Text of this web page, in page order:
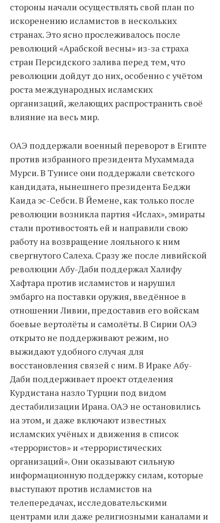
стороны начали осуществлять свой план по
искоренению исламистов в нескольких
странах. Это ясно прослеживалось после
революций «Арабской весны» из-за страха
стран Персидского залива перед тем, что
революции дойдут до них, особенно с учётом
роста международных исламских
организаций, желающих распространить своё
влияние на весь мир.
ОАЭ поддержали военный переворот в Египте
против избранного президента Мухаммада
Мурси. В Тунисе они поддержали светского
кандидата, нынешнего президента Беджи
Каида эс-Себси. В Йемене, как только после
революции возникла партия «Ислах», эмираты
стали противостоять ей и направили свою
работу на возвращение лояльного к ним
свергнутого Салеха. Сразу же после ливийской
революции Абу-Даби поддержал Халифу
Хафтара против исламистов и нарушил
эмбарго на поставки оружия, введённое в
отношении Ливии, предоставив его войскам
боевые вертолёты и самолёты. В Сирии ОАЭ
открыто не поддерживают режим, но
выжидают удобного случая для
восстановления связей с ним. В Ираке Абу-
Даби поддерживает проект отделения
Курдистана назло Турции под видом
дестабилизации Ирана. ОАЭ не остановились
на этом, и даже включают известных
исламских учёных и движения в список
«террористов» и «террористических
организаций». Они оказывают сильную
информационную поддержку силам, которые
выступают против исламистов на
телепередачах, исследовательскими
центрами или даже религиозными каналами и